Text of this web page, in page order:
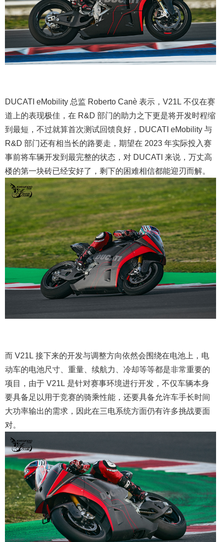
DUCATI eMobility 总监 Roberto Canè 表示，V21L 不仅在赛
道上的表现极佳，在 R&D 部门的助力之下更是将开发时程缩
到最短，不过就算首次测试回馈良好，DUCATI eMobility 与
R&D 部门还有相当长的路要走，期望在 2023 年实际投入赛
事前将车辆开发到最完整的状态，对 DUCATI 来说，万丈高
楼的第一块砖已经安好了，剩下的困难相信都能迎刃而解。
而 V21L 接下来的开发与调整方向依然会围绕在电池上，电
动车的电池尺寸、重量、续航力、冷却等等都是非常重要的
项目，由于 V21L 是针对赛事环境进行开发，不仅车辆本身
要具备足以用于竞赛的骑乘性能，还要具备允许车手长时间
大功率输出的需求，因此在三电系统方面仍有许多挑战要面
对。